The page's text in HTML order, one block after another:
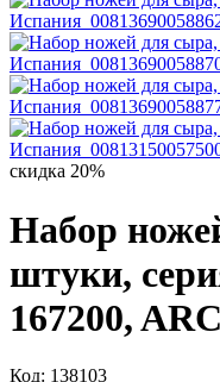
скидка 20%
Набор
штуки,
167200,
Код: 138103